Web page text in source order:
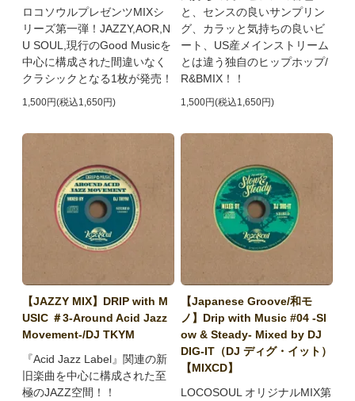
ロコソウルプレゼンツMIXシ
リーズ第一弾！JAZZY,AOR,N
U SOUL,現行のGood Musicを
中心に構成された間違いなく
クラシックとなる1枚が発売！
1,500円(税込1,650円)
と、センスの良いサンプリン
グ、カラッと気持ちの良いビ
ート、US産メインストリーム
とは違う独自のヒップホップ/
R&BMIX！！
1,500円(税込1,650円)
【JAZZY MIX】DRIP with M
USIC ＃3-Around Acid Jazz
Movement-/DJ TKYM
『Acid Jazz Label』関連の新
旧楽曲を中心に構成された至
極のJAZZ空間！！
【Japanese Groove/和モ
ノ】Drip with Music #04 -Sl
ow & Steady- Mixed by DJ
DIG-IT（DJ ディグ・イット）
【MIXCD】
LOCOSOUL オリジナルMIX第